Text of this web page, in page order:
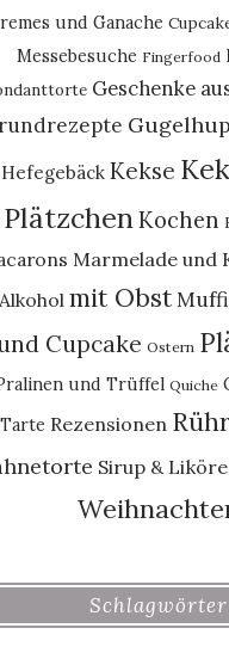
und Ganache
Messebesuche Fingerfood
Geschenke
Hefegebäck Kekse
PlätzchenKochen
Marmelade und
mit Obst
Cupcake Ostern
und Trüffel Quiche
Tarte Rezensionen
Sirup & Liköre
Schlagwörter